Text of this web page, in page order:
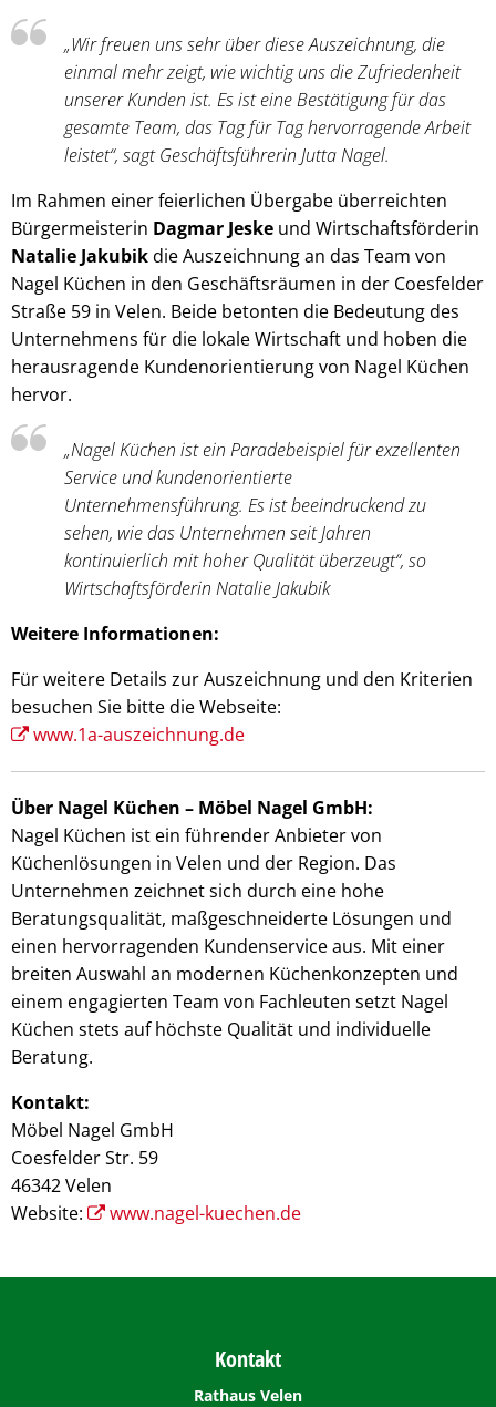
„Wir freuen uns sehr über diese Auszeichnung, die
einmal mehr zeigt, wie wichtig uns die Zufriedenheit
unserer Kunden ist. Es ist eine Bestätigung für das
gesamte Team, das Tag für Tag hervorragende Arbeit
leistet“, sagt Geschäftsführerin Jutta Nagel.
Im Rahmen einer feierlichen Übergabe überreichten
Bürgermeisterin Dagmar Jeske und Wirtschaftsförderin
Natalie Jakubikdie Auszeichnung an das Team von
Nagel Küchen in den Geschäftsräumen in der Coesfelder
Straße 59 in Velen. Beide betonten die Bedeutung des
Unternehmens für die lokale Wirtschaft und hoben die
herausragende Kundenorientierung von Nagel Küchen
hervor.
„Nagel Küchen ist ein Paradebeispiel für exzellenten
Service und kundenorientierte
Unternehmensführung. Es ist beeindruckend zu
sehen, wie das Unternehmen seit Jahren
kontinuierlich mit hoher Qualität überzeugt“, so
Wirtschaftsförderin Natalie Jakubik
Weitere Informationen:
Für weitere Details zur Auszeichnung und den Kriterien
besuchen Sie bitte die Webseite:
www.1a-auszeichnung.de
Über Nagel Küchen – Möbel Nagel GmbH:
Nagel Küchen ist ein führender Anbieter von
Küchenlösungen in Velen und der Region. Das
Unternehmen zeichnet sich durch eine hohe
Beratungsqualität, maßgeschneiderte Lösungen und
einen hervorragenden Kundenservice aus. Mit einer
breiten Auswahl an modernen Küchenkonzepten und
einem engagierten Team von Fachleuten setzt Nagel
Küchen stets auf höchste Qualität und individuelle
Beratung.
Kontakt:
Möbel Nagel GmbH
Coesfelder Str. 59
46342 Velen
Website:
www.nagel-kuechen.de
Kontakt
Rathaus Velen